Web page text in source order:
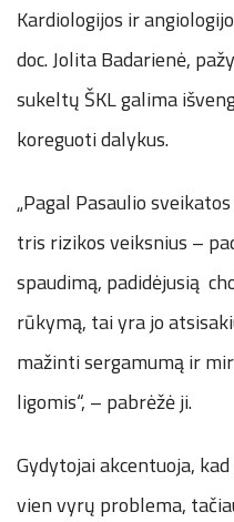
Kardiologijos ir
doc. Jolita Badarienė,
sukeltų ŠKL galima
koreguoti dalykus.
„Pagal Pasaulio
tris rizikos veiksnius –
spaudimą, padidėjusią
rūkymą, tai yra jo
mažinti sergamumą ir
ligomis“, – pabrėžė ji.
Gydytojai akcentuoja,
vien vyrų problema,